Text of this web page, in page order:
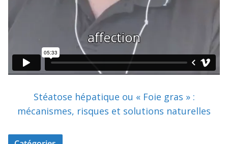
Stéatose hépatique ou « Foie gras » :
mécanismes, risques et solutions naturelles